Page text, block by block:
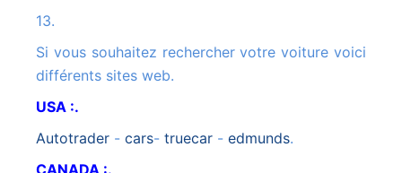
13.
Si vous souhaitez rechercher votre voiture voici
différents sites web.
USA :.
autotrader - cars- truecar - edmunds.